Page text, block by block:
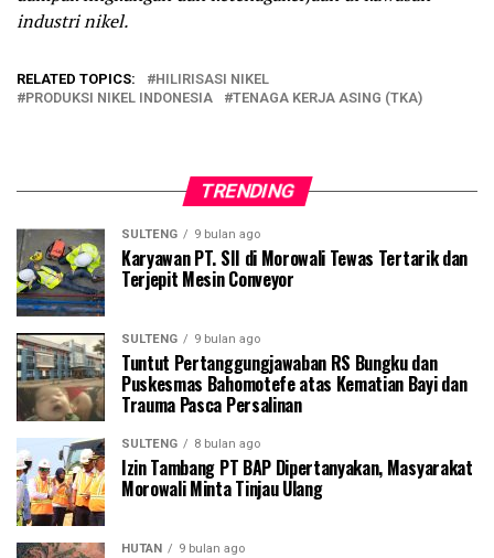
industri nikel.
RELATED TOPICS:
HILIRISASI NIKEL
PRODUKSI NIKEL INDONESIA
TENAGA KERJA ASING (TKA)
TRENDING
SULTENG 9 bulan ago
Karyawan PT. SII di Morowali Tewas Tertarik dan
Terjepit Mesin Conveyor
SULTENG 9 bulan ago
Tuntut Pertanggungjawaban RS Bungku dan
Puskesmas Bahomotefe atas Kematian Bayi dan
Trauma Pasca Persalinan
SULTENG 8 bulan ago
Izin Tambang PT BAP Dipertanyakan, Masyarakat
Morowali Minta Tinjau Ulang
HUTAN 9 bulan ago